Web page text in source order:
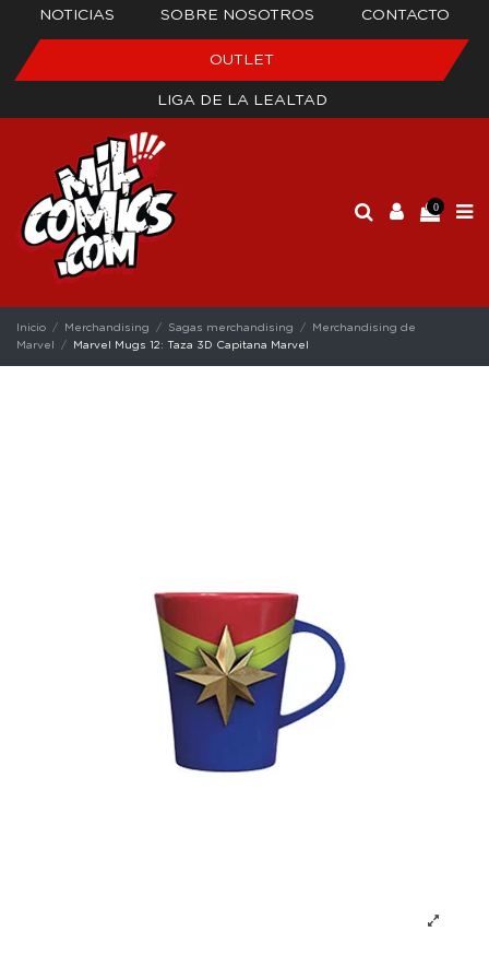
NOTICIAS SOBRE NOSOTROS CONTACTO
OUTLET
LIGA DE LA LEALTAD
0
Inicio Merchandising Sagas merchandising
Merchandising de
Marvel
Marvel Mugs 12: Taza 3D Capitana Marvel